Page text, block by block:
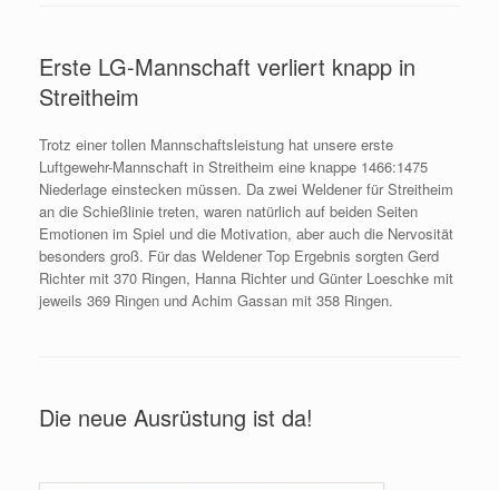
Erste LG-Mannschaft verliert knapp in
Streitheim
Trotz einer tollen Mannschaftsleistung hat unsere erste
Luftgewehr-Mannschaft in Streitheim eine knappe 1466:1475
Niederlage einstecken müssen. Da zwei Weldener für Streitheim
an die Schießlinie treten, waren natürlich auf beiden Seiten
Emotionen im Spiel und die Motivation, aber auch die Nervosität
besonders groß. Für das Weldener Top Ergebnis sorgten Gerd
Richter mit 370 Ringen, Hanna Richter und Günter Loeschke mit
jeweils 369 Ringen und Achim Gassan mit 358 Ringen.
Die neue Ausrüstung ist da!